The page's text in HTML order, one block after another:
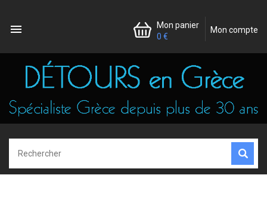
 Mon compte
Mon panier
0 €